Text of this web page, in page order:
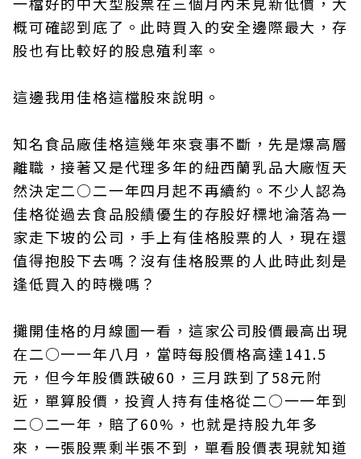
概可確認到底了。此時買入的安全邊際最大，存
股也有比較好的股息殖利率。
這邊我用佳格這檔股來說明。
知名食品廠佳格這幾年來衰事不斷，先是爆高層
離職，接著又是代理多年的紐西蘭乳品大廠恆天
然決定二○二一年四月起不再續約。不少人認為
佳格從過去食品股績優生的存股好標地淪落為一
家走下坡的公司，手上有佳格股票的人，現在還
值得抱股下去嗎？沒有佳格股票的人此時此刻是
逢低買入的時機嗎？
攤開佳格的月線圖一看，這家公司股價最高出現
在二○一一年八月，當時每股價格高達141.5
元，但今年股價跌破60，三月跌到了58元附
近，單算股價，投資人持有佳格從二○一一年到
二○二一年，賠了60%，也就是持股九年多
來，一張股票剩半張不到，單看股價表現就知道